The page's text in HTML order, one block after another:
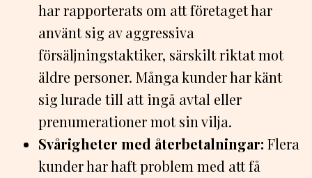
har rapporterats om att företaget har
använt sig av aggressiva
försäljningstaktiker, särskilt riktat mot
äldre personer. Många kunder har känt
sig lurade till att ingå avtal eller
prenumerationer mot sin vilja.
Svårigheter med återbetalningar: Flera
kunder har haft problem med att få